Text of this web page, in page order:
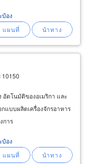
ป๋อง
อัตโนมัติของอเมริกา และ
แบบผลิตเครื่องจักรอาหาร
การ
ป๋อง